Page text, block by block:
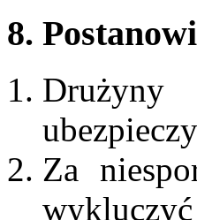
8.
Drużyny
Za